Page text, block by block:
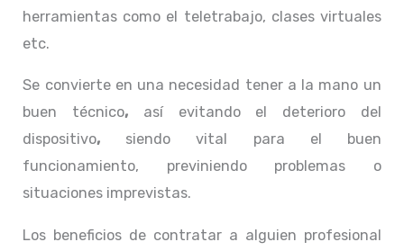
herramientas como el teletrabajo, clases virtuales
etc.
Se convierte en una necesidad tener a la mano un
buen técnico, así evitando el deterioro del
dispositivo, siendo vital para el buen
funcionamiento, previniendo problemas o
situaciones imprevistas.
Los beneficios de contratar a alguien profesional